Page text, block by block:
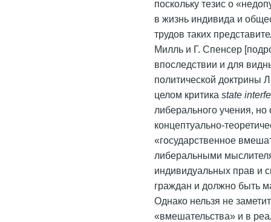
поскольку тезис о
в жизнь индивида и
трудов таких
Милль и Г. Спенсер
впоследствии и для
политической доктрины
целом критикаstate
либерального учения, но
концептуально-
«государственное
либеральными
индивидуальных прав и
граждан и должно быть
Однако нельзя не
«вмешательства» и в